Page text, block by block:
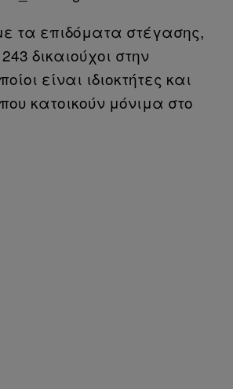
τα επιδόματα στέγασης,
δικαιούχοι στην
είναι ιδιοκτήτες και
κατοικούν μόνιμα στο